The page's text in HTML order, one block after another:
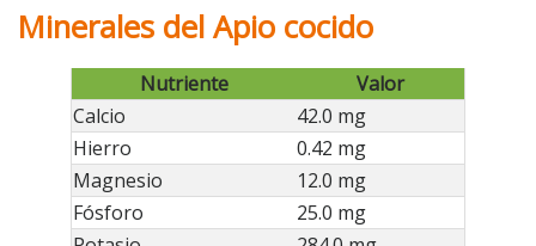
Minerales del Apio cocido
Nutriente
Valor
Calcio
42.0 mg
Hierro
0.42 mg
Magnesio
12.0 mg
Fósforo
25.0 mg